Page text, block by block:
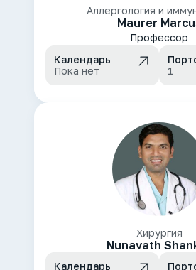
Аллергология и
Maurer
Профессор
Календарь
Пока нет
1
Хирургия
Nunavath
Календарь